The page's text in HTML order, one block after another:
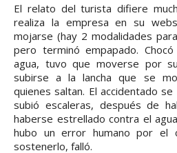
El relato del turista difiere
realiza la empresa en su
mojarse (hay 2 modalidades
pero terminó empapado.
agua, tuvo que moverse por
subirse a la lancha que se
quienes saltan. El accidentado
subió escaleras, después de
haberse estrellado contra el
hubo un error humano por el
sostenerlo, falló.